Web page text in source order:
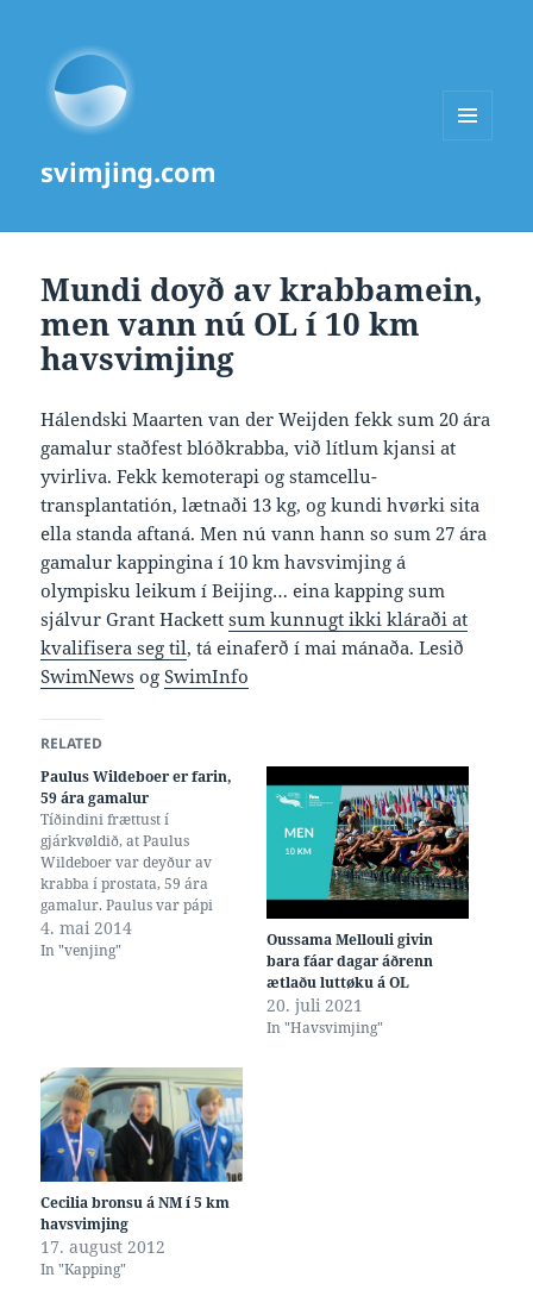
svimjing.com
Mundi doyð av krabbamein,
men vann nú OL í 10 km
havsvimjing
Hálendski Maarten van der Weijden fekk sum 20 ára
gamalur staðfest blóðkrabba, við lítlum kjansi at
yvirliva. Fekk kemoterapi og stamcellu-
transplantatión, lætnaði 13 kg, og kundi hvørki sita
ella standa aftaná. Men nú vann hann so sum 27 ára
gamalur kappingina í 10 km havsvimjing á
olympisku leikum í Beijing… eina kapping sum
sjálvur Grant Hackettsum kunnugt ikki kláraði at
kvalifisera seg til, tá einaferð í mai mánaða. Lesið
SwimNews ogSwimInfo
RELATED
Paulus Wildeboer er farin,
59 ára gamalur
Tíðindini frættust í
gjárkvøldið, at Paulus
Wildeboer var deyður av
krabba í prostata, 59 ára
gamalur. Paulus var pápi
Olaf og Aschwin Wildeboer,
sum svumu fyri ávíkavist
har hann fekk svimjarar
sum…
4. mai 2014
In "venjing"
Oussama Mellouli givin
bara fáar dagar áðrenn
ætlaðu luttøku á OL
20. juli 2021
In "Havsvimjing"
Cecilia bronsu á NM í 5 km
havsvimjing
17. august 2012
In "Kapping"